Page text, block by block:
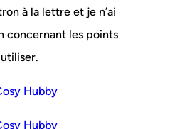
à la lettre et je n’ai
concernant les points